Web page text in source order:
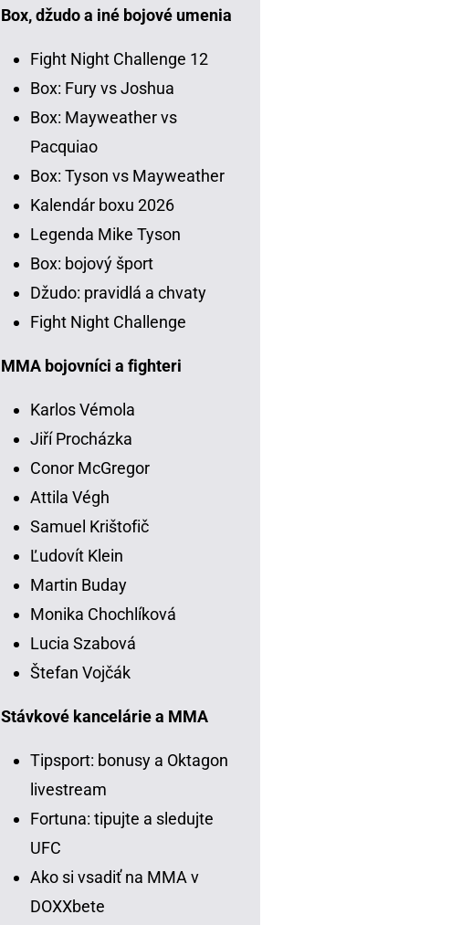
Box, džudo a iné bojové umenia
Fight Night Challenge 12
Box: Fury vs Joshua
Box: Mayweather vs
Pacquiao
Box: Tyson vs Mayweather
Kalendár boxu 2026
Legenda Mike Tyson
Box: bojový šport
Džudo: pravidlá a chvaty
Fight Night Challenge
MMA bojovníci a fighteri
Karlos Vémola
Jiří Procházka
Conor McGregor
Attila Végh
Samuel Krištofič
Ľudovít Klein
Martin Buday
Monika Chochlíková
Lucia Szabová
Štefan Vojčák
Stávkové kancelárie a MMA
Tipsport: bonusy a Oktagon
livestream
Fortuna: tipujte a sledujte
UFC
Ako si vsadiť na MMA v
DOXXbete